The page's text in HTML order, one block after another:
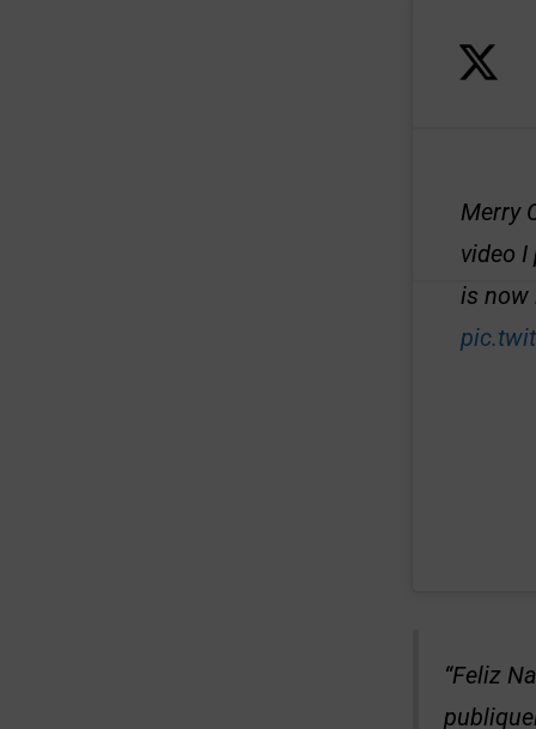
Merry
video I
is now
“Feliz